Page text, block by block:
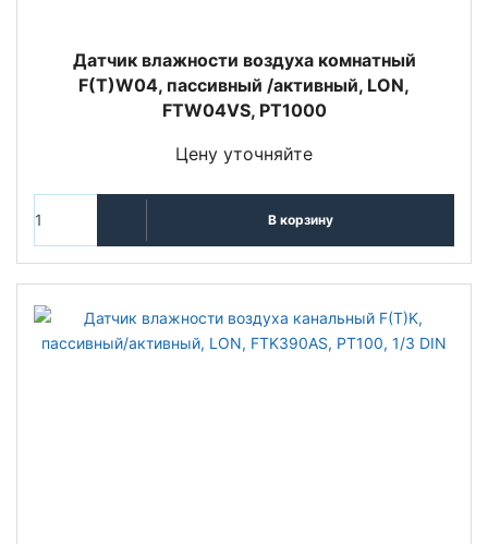
Датчик влажности воздуха комнатный
F(T)W04, пассивный /активный, LON,
FTW04VS, PT1000
Цену уточняйте
В корзину